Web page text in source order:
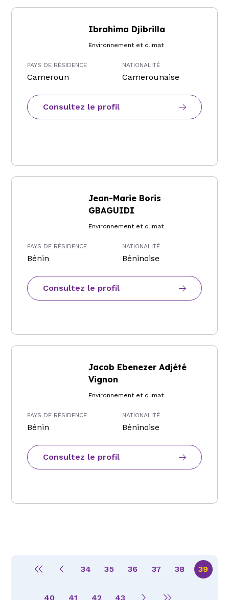
Ibrahima Djibrilla
Environnement et climat
PAYS DE RÉSIDENCE
Cameroun
NATIONALITÉ
Camerounaise
Consultez le profil
Jean-Marie Boris
GBAGUIDI
Environnement et climat
PAYS DE RÉSIDENCE
Bénin
NATIONALITÉ
Béninoise
Consultez le profil
Jacob Ebenezer Adjété
Vignon
Environnement et climat
PAYS DE RÉSIDENCE
Bénin
NATIONALITÉ
Béninoise
Consultez le profil
34 35 36 37 38 39
40 41 42 43